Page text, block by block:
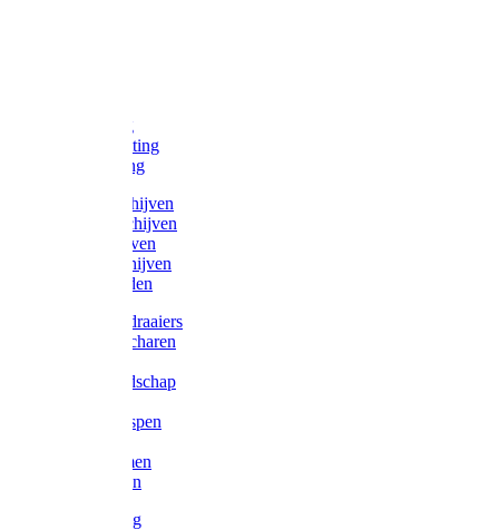
Voetketting
Scheepsketting
Victorketting
Afbraamschijven
Doorslijpschijven
Lamelschijven
Diamantschijven
Laselektroden
Schroevendraaiers
Tangen / Scharen
Meetgereedschap
Vijlen / Raspen
Lijmklemmen
Waterpassen
Bouwbeslag